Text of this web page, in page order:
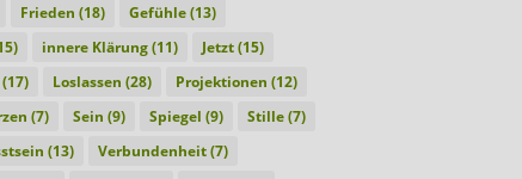
Frieden (18) Gefühle(13)
innere Klärung(11) Jetzt(15)
Loslassen (28) Projektionen (12)
(7) Sein (9) Spiegel (9) Stille(7)
(13) Verbundenheit(7)